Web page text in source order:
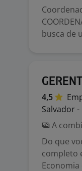
busca de
4,5
Salvador -
A
Do que
completo